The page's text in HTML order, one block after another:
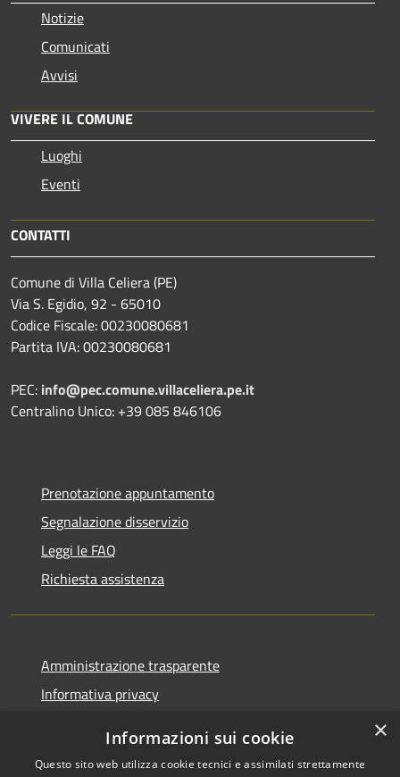
Notizie
Comunicati
Avvisi
VIVERE IL COMUNE
Luoghi
Eventi
CONTATTI
Comune di Villa Celiera (PE)
Via S. Egidio, 92 - 65010
Codice Fiscale: 00230080681
Partita IVA: 00230080681
PEC: info@pec.comune.villaceliera.pe.it
Centralino Unico: +39 085 846106
Prenotazione appuntamento
Segnalazione disservizio
Leggi le FAQ
Richiesta assistenza
Amministrazione trasparente
Informativa privacy
Dichiarazione di accessibilità
×
Informazioni sui cookie
Questo sito web utilizza cookie tecnici e assimilati strettamente